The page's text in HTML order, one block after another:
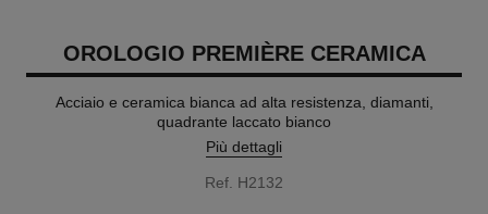
OROLOGIO PREMIÈRE CERAMICA
Acciaio e ceramica bianca ad alta resistenza, diamanti,
quadrante laccato bianco
Più dettagli
Ref. H2132